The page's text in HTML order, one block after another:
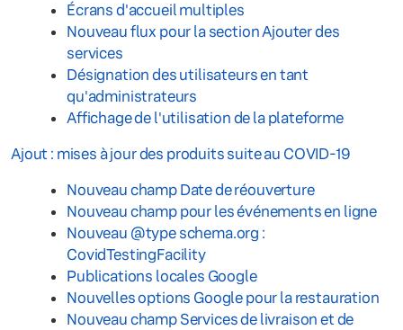
Écrans d'accueil multiples
Nouveau flux pour la section Ajouter des
services
Désignation des utilisateurs en tant
qu'administrateurs
Affichage de l'utilisation de la plateforme
Ajout : mises à jour des produits suite au COVID-19
Nouveau champ Date de réouverture
Nouveau champ pour les événements en ligne
Nouveau @type schema.org :
CovidTestingFacility
Publications locales Google
Nouvelles options Google pour la restauration
Nouveau champ Services de livraison et de